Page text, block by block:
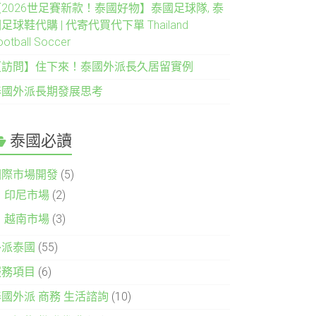
2026世足賽新款！泰國好物】泰國足球隊, 泰
足球鞋代購 | 代寄代買代下單 Thailand
Soccer
訪問】住下來！泰國外派長久居留實例
外派長期發展思考
泰國必讀
際市場開發 (5)
印尼市場 (2)
越南市場 (3)
泰國 (55)
項目 (6)
外派 商務 生活諮詢 (10)